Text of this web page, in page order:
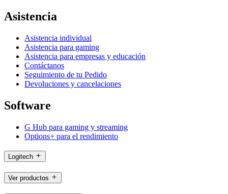
Asistencia
Asistencia individual
Asistencia para gaming
Asistencia para empresas y educación
Contáctanos
Seguimiento de tu Pedido
Devoluciones y cancelaciones
Software
G Hub para gaming y streaming
Options+ para el rendimiento
Logitech
Ver productos